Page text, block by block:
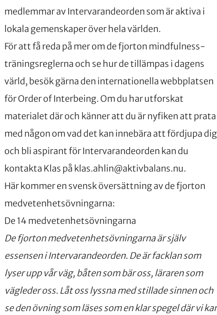
medlemmar av Intervarandeorden som är aktiva i
lokala gemenskaper över hela världen.
För att få reda på mer om de fjorton mindfulness-
träningsreglerna och se hur de tillämpas i dagens
värld, besök gärna den internationella webbplatsen
för Order of Interbeing. Om du har utforskat
materialet där och känner att du är nyfiken att prata
med någon om vad det kan innebära att fördjupa dig
och bli aspirant för Intervarandeorden kan du
kontakta Klas på klas.ahlin@aktivbalans.nu.
Här kommer en svensk översättning av de fjorton
medvetenhetsövningarna:
De 14 medvetenhetsövningarna
De fjorton medvetenhetsövningarna är själv
essensen i Intervarandeorden. De är facklan som
lyser upp vår väg, båten som bär oss, läraren som
vägleder oss. Låt oss lyssna med stillade sinnen och
se den övning som läses som en klar spegel där vi